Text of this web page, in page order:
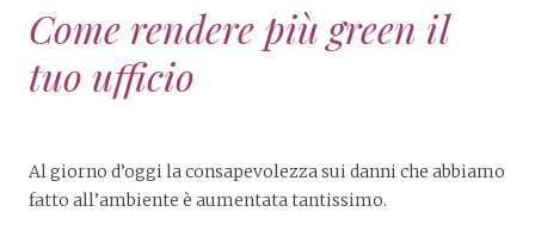
Come rendere più green il
tuo ufficio
Al giorno d’oggi la consapevolezza sui danni che abbiamo
fatto all’ambiente è aumentata tantissimo.